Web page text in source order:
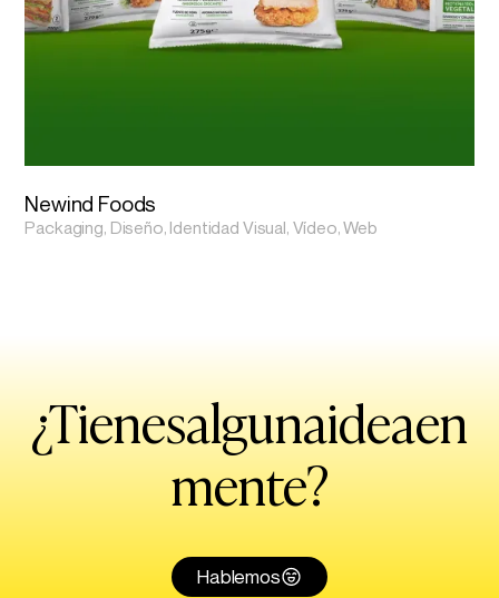
Newind Foods
Packaging, Diseño, Identidad Visual, Vídeo, Web
¿Tienesalgunaideaen
mente?
Hablemos